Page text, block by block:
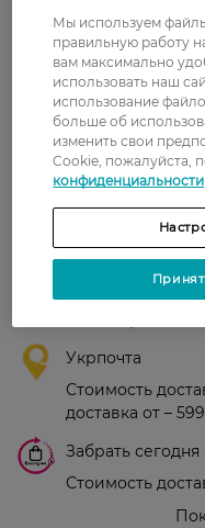
Рейтинг и отзывы
0
З 0 відгуків
0
Доставка
Новая почта
В отделение
Укрпочта
Стоимость
доставка от –
Забрать
Стоимость
Мы используем
правильную работу
вам максимально
использовать наш
использование
больше об
изменить свои
Cookie, пожалуйста,
конфиденциальности